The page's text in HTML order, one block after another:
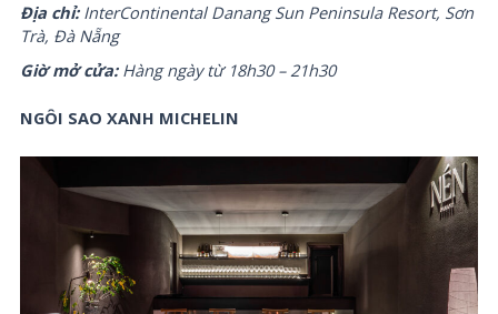
Địa chỉ:InterContinental Danang Sun Peninsula Resort, Sơn
Trà, Đà Nẵng
Giờ mở cửa:Hàng ngày từ 18h30 – 21h30
NGÔI SAO XANH MICHELIN